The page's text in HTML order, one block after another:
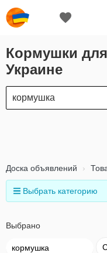
Кормушки
Украине
Доска объявлений
Выбрать категорию
Выбрано
кормушка